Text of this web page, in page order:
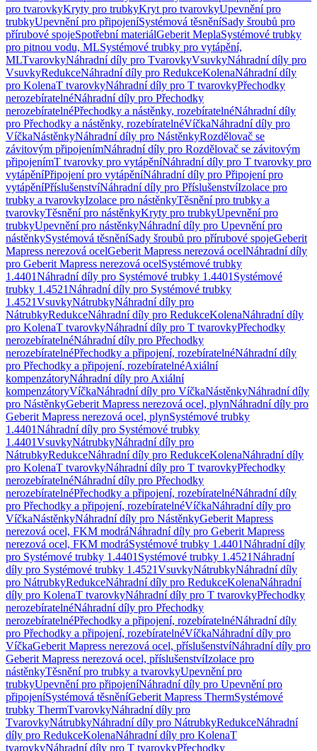
pro tvarovkyKryty pro trubkyKryt pro tvarovkyUpevnění pro
trubkyUpevnění pro připojeníSystémová těsněníSady šroubů pro
přírubové spojeSpotřební materiálGeberit MeplaSystémové trubky
pro pitnou vodu, MLSystémové trubky pro vytápění,
MLTvarovkyNáhradní díly pro TvarovkyVsuvkyNáhradní díly pro
VsuvkyRedukceNáhradní díly pro RedukceKolenaNáhradní díly
pro KolenaT tvarovkyNáhradní díly pro T tvarovkyPřechodky
nerozebíratelnéNáhradní díly pro Přechodky
nerozebíratelnéPřechodky a nástěnky, rozebíratelnéNáhradní díly
pro Přechodky a nástěnky, rozebíratelnéVíčkaNáhradní díly pro
VíčkaNástěnkyNáhradní díly pro NástěnkyRozdělovač se
závitovým připojenímNáhradní díly pro Rozdělovač se závitovým
připojenímT tvarovky pro vytápěníNáhradní díly pro T tvarovky pro
vytápěníPřipojení pro vytápěníNáhradní díly pro Připojení pro
vytápěníPříslušenstvíNáhradní díly pro PříslušenstvíIzolace pro
trubky a tvarovkyIzolace pro nástěnkyTěsnění pro trubky a
tvarovkyTěsnění pro nástěnkyKryty pro trubkyUpevnění pro
trubkyUpevnění pro nástěnkyNáhradní díly pro Upevnění pro
nástěnkySystémová těsněníSady šroubů pro přírubové spojeGeberit
Mapress nerezová ocelGeberit Mapress nerezová ocelNáhradní díly
pro Geberit Mapress nerezová ocelSystémové trubky
1.4401Náhradní díly pro Systémové trubky 1.4401 Systémové
trubky 1.4521Náhradní díly pro Systémové trubky
1.4521VsuvkyNátrubkyNáhradní díly pro
NátrubkyRedukceNáhradní díly pro RedukceKolenaNáhradní díly
pro KolenaT tvarovkyNáhradní díly pro T tvarovkyPřechodky
nerozebíratelnéNáhradní díly pro Přechodky
nerozebíratelnéPřechodky a připojení, rozebíratelnéNáhradní díly
pro Přechodky a připojení, rozebíratelnéAxiální
kompenzátoryNáhradní díly pro Axiální
kompenzátoryVíčkaNáhradní díly pro VíčkaNástěnkyNáhradní díly
pro NástěnkyGeberit Mapress nerezová ocel, plynNáhradní díly pro
Geberit Mapress nerezová ocel, plynSystémové trubky
1.4401Náhradní díly pro Systémové trubky
1.4401VsuvkyNátrubkyNáhradní díly pro
NátrubkyRedukceNáhradní díly pro RedukceKolenaNáhradní díly
pro KolenaT tvarovkyNáhradní díly pro T tvarovkyPřechodky
nerozebíratelnéNáhradní díly pro Přechodky
nerozebíratelnéPřechodky a připojení, rozebíratelnéNáhradní díly
pro Přechodky a připojení, rozebíratelnéVíčkaNáhradní díly pro
VíčkaNástěnkyNáhradní díly pro NástěnkyGeberit Mapress
nerezová ocel, FKM modráNáhradní díly pro Geberit Mapress
nerezová ocel, FKM modráSystémové trubky 1.4401Náhradní díly
pro Systémové trubky 1.4401 Systémové trubky 1.4521Náhradní
díly pro Systémové trubky 1.4521VsuvkyNátrubkyNáhradní díly
pro NátrubkyRedukceNáhradní díly pro RedukceKolenaNáhradní
díly pro KolenaT tvarovkyNáhradní díly pro T tvarovkyPřechodky
nerozebíratelnéNáhradní díly pro Přechodky
nerozebíratelnéPřechodky a připojení, rozebíratelnéNáhradní díly
pro Přechodky a připojení, rozebíratelnéVíčkaNáhradní díly pro
VíčkaGeberit Mapress nerezová ocel, příslušenstvíNáhradní díly pro
Geberit Mapress nerezová ocel, příslušenstvíIzolace pro
nástěnkyTěsnění pro trubky a tvarovkyUpevnění pro
trubkyUpevnění pro připojeníNáhradní díly pro Upevnění pro
připojeníSystémová těsněníGeberit Mapress ThermSystémové
trubky ThermTvarovkyNáhradní díly pro
TvarovkyNátrubkyNáhradní díly pro NátrubkyRedukceNáhradní
díly pro RedukceKolenaNáhradní díly pro KolenaT
tvarovkyNáhradní díly pro T tvarovkyPřechodky